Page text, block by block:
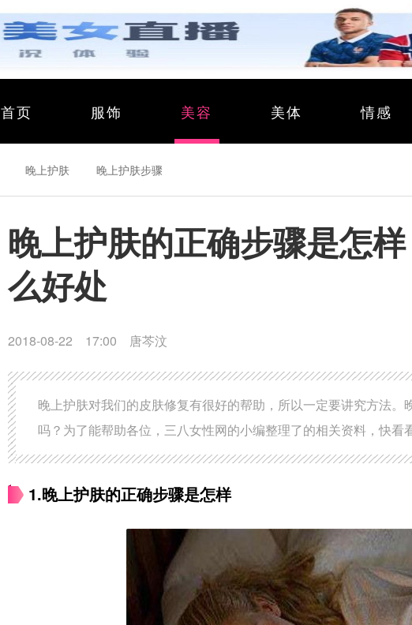
首页 服饰 美容 美体 情感
晚上护肤 晚上护肤步骤
晚上护肤的正确步骤是怎
么好处
2018-08-22 17:00 唐芩汶
晚上护肤对我们的皮肤修复有很好的帮助，所以一定要讲究方法。
吗？为了能帮助各位，三八女性网的小编整理了的相关资料，快看
1.晚上护肤的正确步骤是怎样